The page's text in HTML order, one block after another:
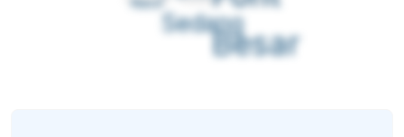
Sedang
Besar